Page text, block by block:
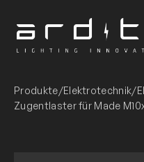
Inhalt
springen
Produkte/Elektrotechnik/
Zugentlaster für Made